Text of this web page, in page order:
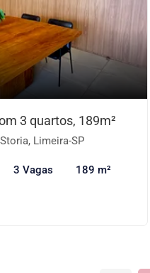
3 quartos, 189m²
Limeira-SP
3 Vagas 189 m²